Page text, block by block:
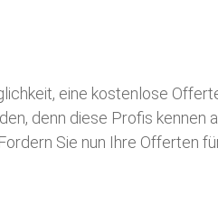
eine kostenlose
denn diese Profis kennen
Sie nun Ihre Offerten